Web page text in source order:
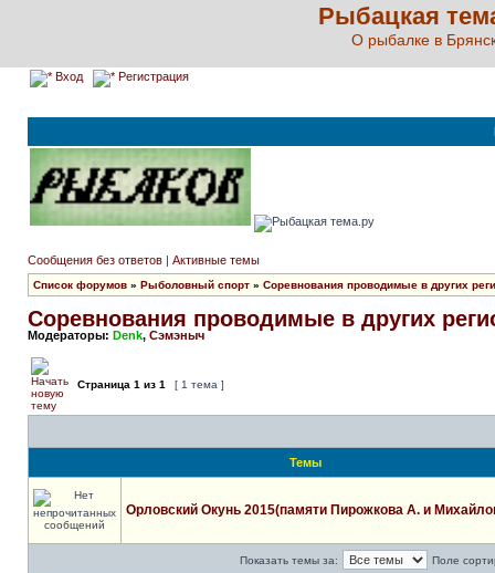
Рыбацкая
О рыбалке в
Вход Регистрация
Сообщения без ответов | Активные темы
Список форумов » Рыболовный спорт » Соревнования проводимые в других
Соревнования проводимые в других
Модераторы: Denk, Сэмэныч
Страница 1 из 1 [ 1 тема ]
Темы
Орловский Окунь 2015(памяти Пирожкова А. и
Показать темы за: Поле